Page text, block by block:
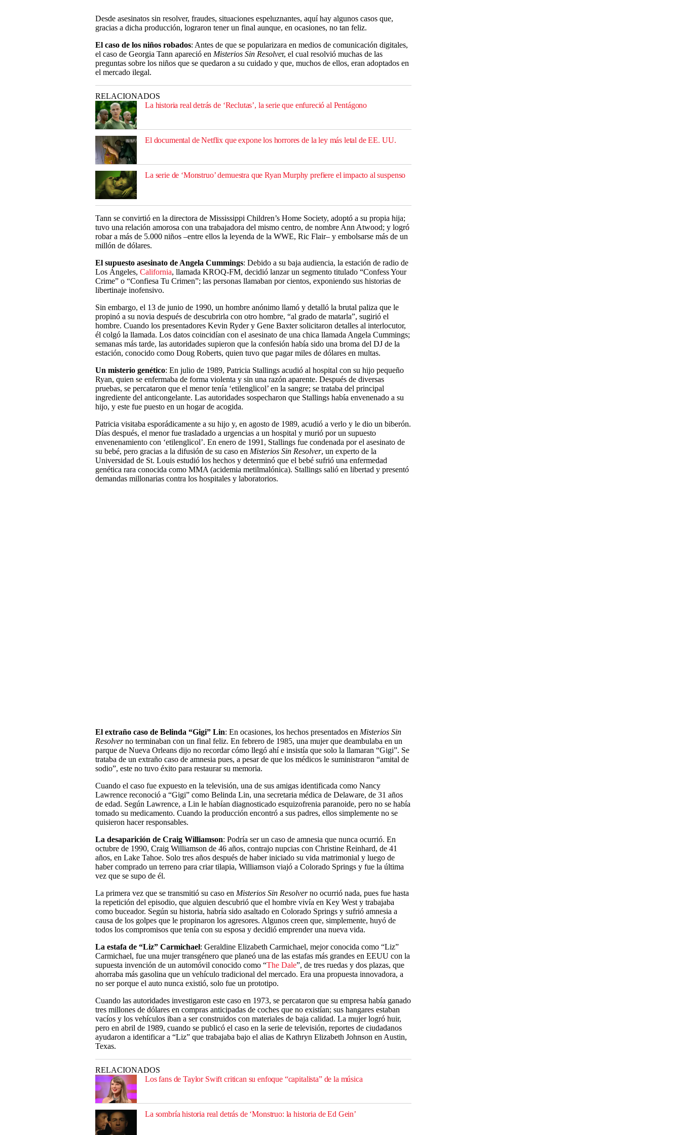
Desde asesinatos sin resolver, fraudes, situaciones espeluznantes, aquí hay algunos casos que,
gracias a dicha producción, lograron tener un final aunque, en ocasiones, no tan feliz.
El caso de los niños robados: Antes de que se popularizara en medios de comunicación digitales,
el caso de Georgia Tann apareció en Misterios Sin Resolver, el cual resolvió muchas de las
preguntas sobre los niños que se quedaron a su cuidado y que, muchos de ellos, eran adoptados en
el mercado ilegal.
RELACIONADOS
La historia real detrás de ‘Reclutas’, la serie que enfureció al Pentágono
El documental de Netflix que expone los horrores de la ley más letal de EE. UU.
La serie de ‘Monstruo’ demuestra que Ryan Murphy prefiere el impacto al suspenso
Tann se convirtió en la directora de Mississippi Children’s Home Society, adoptó a su propia hija;
tuvo una relación amorosa con una trabajadora del mismo centro, de nombre Ann Atwood; y logró
robar a más de 5.000 niños –entre ellos la leyenda de la WWE, Ric Flair– y embolsarse más de un
millón de dólares.
El supuesto asesinato de Angela Cummings: Debido a su baja audiencia, la estación de radio de
Los Ángeles, California, llamada KROQ-FM, decidió lanzar un segmento titulado “Confess Your
Crime” o “Confiesa Tu Crimen”; las personas llamaban por cientos, exponiendo sus historias de
libertinaje inofensivo.
Sin embargo, el 13 de junio de 1990, un hombre anónimo llamó y detalló la brutal paliza que le
propinó a su novia después de descubrirla con otro hombre, “al grado de matarla”, sugirió el
hombre. Cuando los presentadores Kevin Ryder y Gene Baxter solicitaron detalles al interlocutor,
él colgó la llamada. Los datos coincidían con el asesinato de una chica llamada Angela Cummings;
semanas más tarde, las autoridades supieron que la confesión había sido una broma del DJ de la
estación, conocido como Doug Roberts, quien tuvo que pagar miles de dólares en multas.
Un misterio genético: En julio de 1989, Patricia Stallings acudió al hospital con su hijo pequeño
Ryan, quien se enfermaba de forma violenta y sin una razón aparente. Después de diversas
pruebas, se percataron que el menor tenía ‘etilenglicol’ en la sangre; se trataba del principal
ingrediente del anticongelante. Las autoridades sospecharon que Stallings había envenenado a su
hijo, y este fue puesto en un hogar de acogida.
Patricia visitaba esporádicamente a su hijo y, en agosto de 1989, acudió a verlo y le dio un biberón.
Días después, el menor fue trasladado a urgencias a un hospital y murió por un supuesto
envenenamiento con ‘etilenglicol’. En enero de 1991, Stallings fue condenada por el asesinato de
su bebé, pero gracias a la difusión de su caso en Misterios Sin Resolver, un experto de la
Universidad de St. Louis estudió los hechos y determinó que el bebé sufrió una enfermedad
genética rara conocida como MMA (acidemia metilmalónica). Stallings salió en libertad y presentó
demandas millonarias contra los hospitales y laboratorios.
El extraño caso de Belinda “Gigi” Lin: En ocasiones, los hechos presentados en Misterios Sin
Resolverno terminaban con un final feliz. En febrero de 1985, una mujer que deambulaba en un
parque de Nueva Orleans dijo no recordar cómo llegó ahí e insistía que solo la llamaran “Gigi”. Se
trataba de un extraño caso de amnesia pues, a pesar de que los médicos le suministraron “amital de
sodio”, este no tuvo éxito para restaurar su memoria.
Cuando el caso fue expuesto en la televisión, una de sus amigas identificada como Nancy
Lawrence reconoció a “Gigi” como Belinda Lin, una secretaria médica de Delaware, de 31 años
de edad. Según Lawrence, a Lin le habían diagnosticado esquizofrenia paranoide, pero no se había
tomado su medicamento. Cuando la producción encontró a sus padres, ellos simplemente no se
quisieron hacer responsables.
La desaparición de Craig Williamson: Podría ser un caso de amnesia que nunca ocurrió. En
octubre de 1990, Craig Williamson de 46 años, contrajo nupcias con Christine Reinhard, de 41
años, en Lake Tahoe. Solo tres años después de haber iniciado su vida matrimonial y luego de
haber comprado un terreno para criar tilapia, Williamson viajó a Colorado Springs y fue la última
vez que se supo de él.
La primera vez que se transmitió su caso en Misterios Sin Resolverno ocurrió nada, pues fue hasta
la repetición del episodio, que alguien descubrió que el hombre vivía en Key West y trabajaba
como buceador. Según su historia, habría sido asaltado en Colorado Springs y sufrió amnesia a
causa de los golpes que le propinaron los agresores. Algunos creen que, simplemente, huyó de
todos los compromisos que tenía con su esposa y decidió emprender una nueva vida.
La estafa de “Liz” Carmichael: Geraldine Elizabeth Carmichael, mejor conocida como “Liz”
Carmichael, fue una mujer transgénero que planeó una de las estafas más grandes en EEUU con la
supuesta invención de un automóvil conocido como “The Dale”, de tres ruedas y dos plazas, que
ahorraba más gasolina que un vehículo tradicional del mercado. Era una propuesta innovadora, a
no ser porque el auto nunca existió, solo fue un prototipo.
Cuando las autoridades investigaron este caso en 1973, se percataron que su empresa había ganado
tres millones de dólares en compras anticipadas de coches que no existían; sus hangares estaban
vacíos y los vehículos iban a ser construidos con materiales de baja calidad. La mujer logró huir,
pero en abril de 1989, cuando se publicó el caso en la serie de televisión, reportes de ciudadanos
ayudaron a identificar a “Liz” que trabajaba bajo el alias de Kathryn Elizabeth Johnson en Austin,
Texas.
RELACIONADOS
Los fans de Taylor Swift critican su enfoque “capitalista” de la música
La sombría historia real detrás de ‘Monstruo: la historia de Ed Gein’